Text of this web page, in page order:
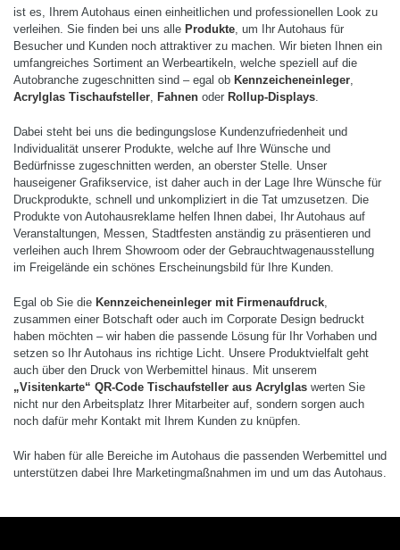
ist es, Ihrem Autohaus einen einheitlichen und professionellen Look zu
verleihen. Sie finden bei uns alle Produkte, um Ihr Autohaus für
Besucher und Kunden noch attraktiver zu machen. Wir bieten Ihnen ein
umfangreiches Sortiment an Werbeartikeln, welche speziell auf die
Autobranche zugeschnitten sind – egal ob Kennzeicheneinleger,
Acrylglas Tischaufsteller, Fahnen oder Rollup-Displays.
Dabei steht bei uns die bedingungslose Kundenzufriedenheit und
Individualität unserer Produkte, welche auf Ihre Wünsche und
Bedürfnisse zugeschnitten werden, an oberster Stelle. Unser
hauseigener Grafikservice, ist daher auch in der Lage Ihre Wünsche für
Druckprodukte, schnell und unkompliziert in die Tat umzusetzen. Die
Produkte von Autohausreklame helfen Ihnen dabei, Ihr Autohaus auf
Veranstaltungen, Messen, Stadtfesten anständig zu präsentieren und
verleihen auch Ihrem Showroom oder der Gebrauchtwagenausstellung
im Freigelände ein schönes Erscheinungsbild für Ihre Kunden.
Egal ob Sie die Kennzeicheneinleger mit Firmenaufdruck,
zusammen einer Botschaft oder auch im Corporate Design bedruckt
haben möchten – wir haben die passende Lösung für Ihr Vorhaben und
setzen so Ihr Autohaus ins richtige Licht. Unsere Produktvielfalt geht
auch über den Druck von Werbemittel hinaus. Mit unserem
„Visitenkarte“ QR-Code Tischaufsteller aus Acrylglas werten Sie
nicht nur den Arbeitsplatz Ihrer Mitarbeiter auf, sondern sorgen auch
noch dafür mehr Kontakt mit Ihrem Kunden zu knüpfen.
Wir haben für alle Bereiche im Autohaus die passenden Werbemittel und
unterstützen dabei Ihre Marketingmaßnahmen im und um das Autohaus.